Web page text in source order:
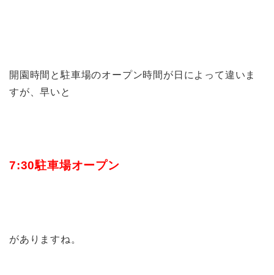
開園時間と駐車場のオープン時間が日によって違いま
すが、早いと
7:30駐車場オープン
がありますね。